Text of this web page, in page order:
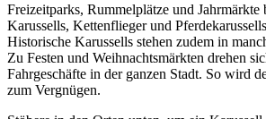
Freizeitparks, Rummelplätze und Jahrmärkte
Karussells, Kettenflieger und
Historische Karussells stehen zudem in
Zu Festen und Weihnachtsmärkten drehen
Fahrgeschäfte in der ganzen Stadt. So wird
zum Vergnügen.